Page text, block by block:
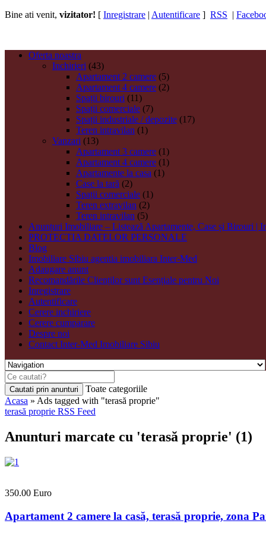
Bine ati venit, vizitator! [ Inregistrare | Autentificare ] RSS |
Oferta noastra
Inchirieri (43)
Apartament 2 camere (5)
Apartament 4 camere (2)
Spații birouri (11)
Spații comerciale (7)
Spații industriale / depozite (17)
Teren intravilan (1)
Vanzari (13)
Apartament 3 camere (1)
Apartament 4 camere (1)
Apartamente la casa (1)
Case la tară (2)
Spații comerciale (1)
Teren extravilan (2)
Teren intravilan (5)
Anunțuri Imobiliare – Listează Apartamente, Case și Birouri |
PROTECTIA DATELOR PERSONALE
Blog
Imobiliare Sibiu agentia imobiliara Inter-Med
Adaugare anunt
Recomandările Clienților sunt Esențiale pentru Noi
Inregistrare
Autentificare
Cerere inchiriere
Cerere cumparare
Despre noi
Contact Inter-Med Imobiliare Sibiu
Cautati prin anunturi
Toate categoriile
Acasa » Ads tagged with "terasă proprie"
terasă proprie RSS Feed
Anunturi marcate cu 'terasă proprie' (1)
350.00 Euro
Apartament 2 camere la casă, terasă proprie, zona